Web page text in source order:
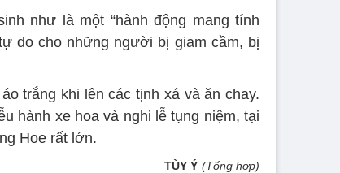
như là một “hành động mang tính
do cho những người bị giam cầm, bị
trắng khi lên các tịnh xá và ăn chay.
hành xe hoa và nghi lễ tụng niệm, tại
Hoe rất lớn.
TÙY Ý (Tổng hợp)